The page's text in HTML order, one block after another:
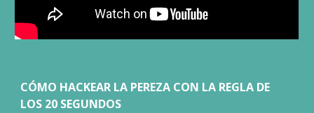
CÓMO HACKEAR LA PEREZA CON LA REGLA DE
LOS 20 SEGUNDOS